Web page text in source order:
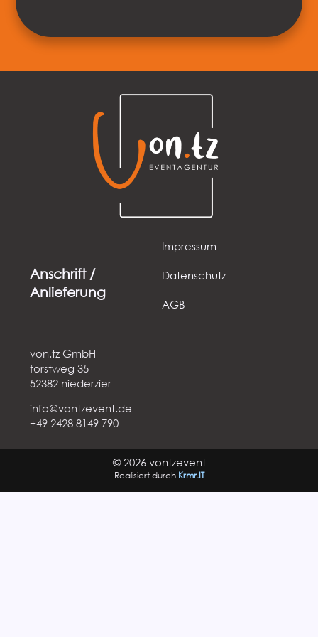
Anschrift /
Anlieferung
von.tz GmbH
forstweg 35
52382 niederzier
info@vontzevent.de
+49 2428 8149 790
Impressum
Datenschutz
AGB
© 2026 vontzevent
Realisiert durch Krmr.IT